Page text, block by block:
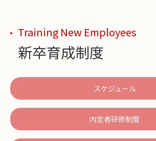
Training New Employees
新卒育成制度
スケジュール
内定者研修制度